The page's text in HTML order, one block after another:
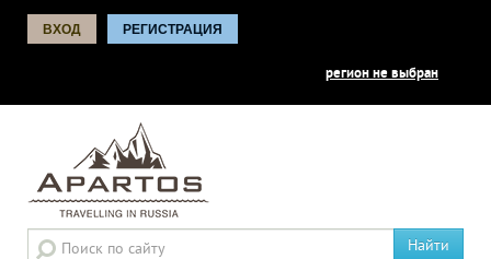
ВХОД РЕГИСТРАЦИЯ
регион не выбран
Найти